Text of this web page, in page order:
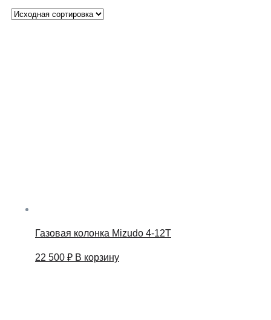
Газовая колонка Mizudo 4-12T
22 500 ₽ В корзину